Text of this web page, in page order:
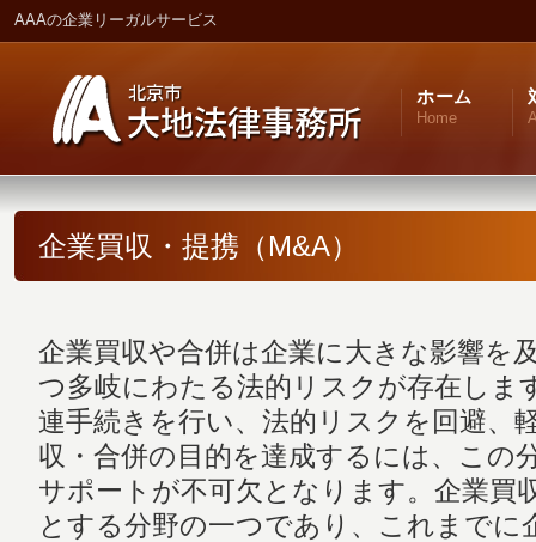
AAAの企業リーガルサービス
ホーム
Home
企業買収・提携（M&A）
企業買収や合併は企業に大きな影響を
つ多岐にわたる法的リスクが存在しま
連手続きを行い、法的リスクを回避、
収・合併の目的を達成するには、この
サポートが不可欠となります。企業買
とする分野の一つであり、これまでに